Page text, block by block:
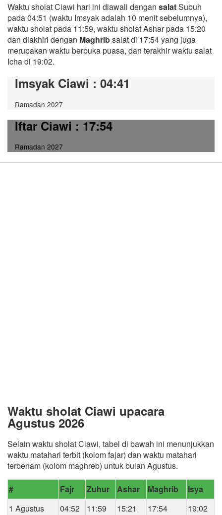
Waktu sholat Ciawi hari ini diawali dengan salatSubuh
pada 04:51 (waktu Imsyak adalah 10 menit sebelumnya),
waktu sholat pada 11:59, waktu sholat Ashar pada 15:20
dan diakhiri dengan Maghribsalat di 17:54 yang juga
merupakan waktu berbuka puasa, dan terakhir waktu salat
Icha di 19:02.
Imsyak Ciawi : 04:41
Ramadan 2027
Iftar Ciawi: 17:54
Ramadan 2027
Waktu sholat Ciawi upacara
Agustus 2026
Selain waktu sholat Ciawi, tabel di bawah ini menunjukkan
waktu matahari terbit (kolom fajar) dan waktu matahari
terbenam (kolom maghreb) untuk bulan Agustus.
# Fajr Zuhur Ashar Maghrib
Isya
1 Agustus
04:52 11:59 15:21 17:54
19:02